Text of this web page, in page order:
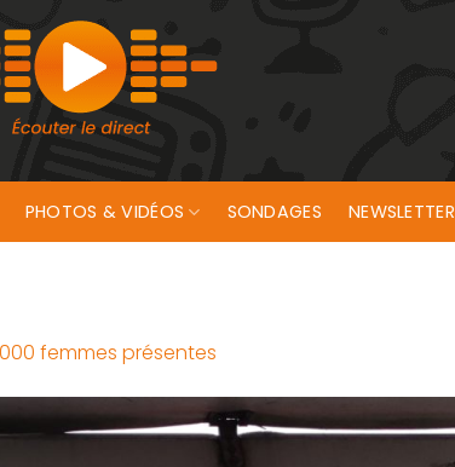
PHOTOS & VIDÉOS SONDAGES NEWSLETTER
femmes présentes